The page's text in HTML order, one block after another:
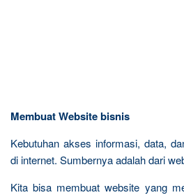
Membuat Website bisnis
Kebutuhan akses informasi, data,
di internet. Sumbernya adalah dari
Kita bisa membuat website yang